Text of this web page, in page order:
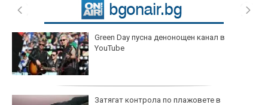
Green Day пусна денонощен канал в
YouTube
Затягат контрола по плажовете в